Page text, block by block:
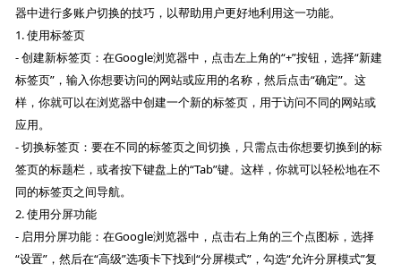
器中进行多账户切换的技巧，以帮助用户更好地利用这一功能。
1. 使用标签页
- 创建新标签页：在Google浏览器中，点击左上角的“+”按钮，选择“新建
标签页”，输入你想要访问的网站或应用的名称，然后点击“确定”。这
样，你就可以在浏览器中创建一个新的标签页，用于访问不同的网站或
应用。
- 切换标签页：要在不同的标签页之间切换，只需点击你想要切换到的标
签页的标题栏，或者按下键盘上的“Tab”键。这样，你就可以轻松地在不
同的标签页之间导航。
2. 使用分屏功能
- 启用分屏功能：在Google浏览器中，点击右上角的三个点图标，选择
“设置”，然后在“高级”选项卡下找到“分屏模式”，勾选“允许分屏模式”复